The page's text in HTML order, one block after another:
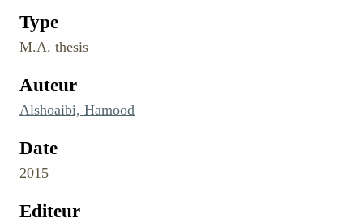
Type
M.A. thesis
Auteur
Alshoaibi, Hamood
Date
2015
Editeur